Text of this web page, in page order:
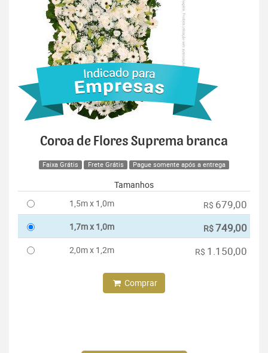
Coroa de Flores Suprema branca
Faixa Grátis Frete Grátis Pague somente após a entrega
Tamanhos
1,5m x 1,0m
R$ 679,00
1,7m x 1,0m R$749,00
2,0m x 1,2m R$ 1.150,00
Comprar